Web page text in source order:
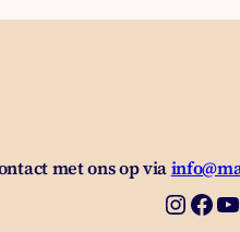
met ons op via